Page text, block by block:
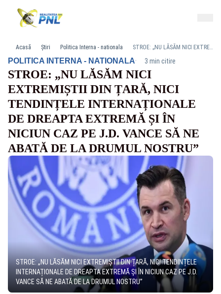
Acasă Știri Politica Interna - nationala STROE: „NU LĂSĂM NICI EXTREMIȘTII DIN ȚARĂ, NICI TENDINȚELE INTERNAȚIONALE DE DREAPTA EXTREMĂ ȘI ÎN NICIUN CAZ PE J.D. VANCE SĂ NE ABATĂ DE LA DRUMUL NOSTRU”
POLITICA INTERNA - NATIONALA· 3 min citire
STROE: „NU LĂSĂM NICI
EXTREMIȘTII DIN ȚARĂ, NICI
TENDINȚELE INTERNAȚIONALE
DE DREAPTA EXTREMĂ ȘI ÎN
NICIUN CAZ PE J.D. VANCE SĂ NE
ABATĂ DE LA DRUMUL NOSTRU”
STROE: „NU LĂSĂM NICI EXTREMIȘTII DIN ȚARĂ, NICI TENDINȚELE
INTERNAȚIONALE DE DREAPTA EXTREMĂ ȘI ÎN NICIUN CAZ PE J.D.
VANCE SĂ NE ABATĂ DE LA DRUMUL NOSTRU”